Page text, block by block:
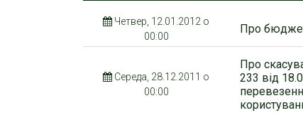
Четвер, 12.01.2012 о
00:00
Про
Середа, 28.12.2011 о
00:00
Про
233 від